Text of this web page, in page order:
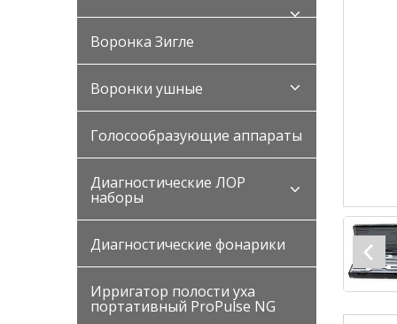
Воронка Зигле
Воронки ушные
Голосообразующие аппараты
Диагностические ЛОР
наборы
Диагностические фонарики
Ирригатор полости уха
портативный ProPulse NG